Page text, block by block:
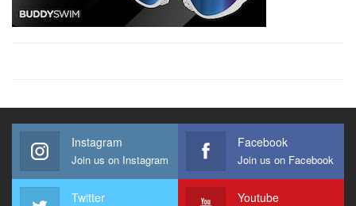
Instagram
Join us on Instagram
Facebook
Join us on Facebook
Twitter Youtube